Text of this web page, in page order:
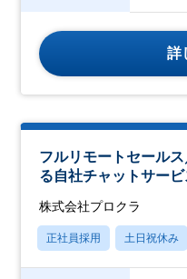
詳
フルリモートセール
る自社チャットサー
株式会社プロクラ
正社員採用 土日祝休み